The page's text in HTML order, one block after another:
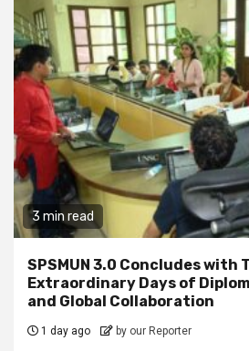
3 min read
SPSMUN 3.0 Concludes with
Extraordinary Days of
and Global Collaboration
1 day ago by our Reporter